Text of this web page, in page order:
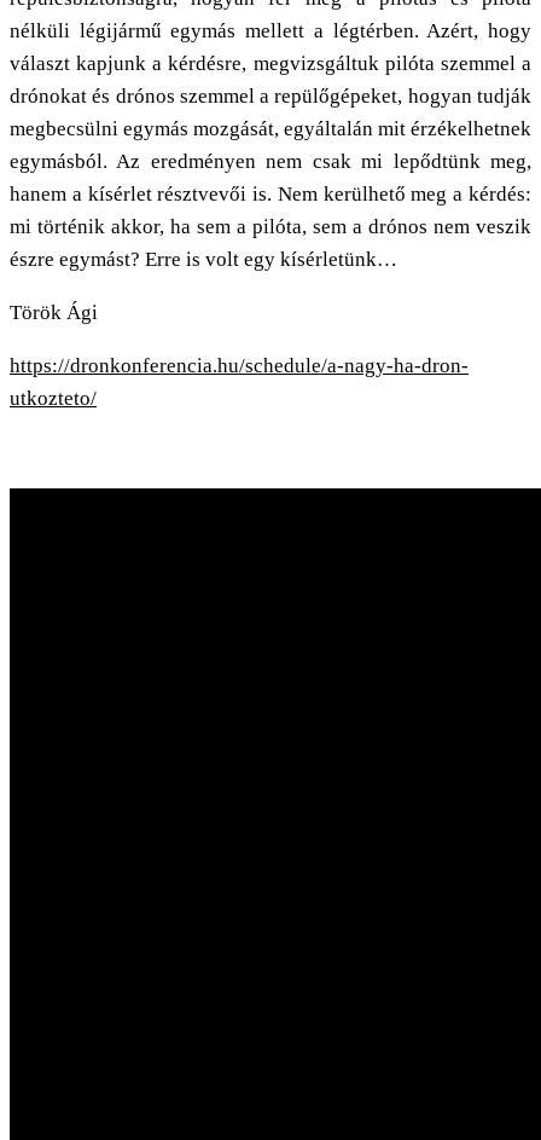
nélküli légijármű egymás mellett a légtérben. Azért, hogy
választ kapjunk a kérdésre, megvizsgáltuk pilóta szemmel a
drónokat és drónos szemmel a repülőgépeket, hogyan tudják
megbecsülni egymás mozgását, egyáltalán mit érzékelhetnek
egymásból. Az eredményen nem csak mi lepődtünk meg,
hanem a kísérlet résztvevői is. Nem kerülhető meg a kérdés:
mi történik akkor, ha sem a pilóta, sem a drónos nem veszik
észre egymást? Erre is volt egy kísérletünk…
Török Ági
https://dronkonferencia.hu/schedule/a-nagy-ha-dron-
utkozteto/